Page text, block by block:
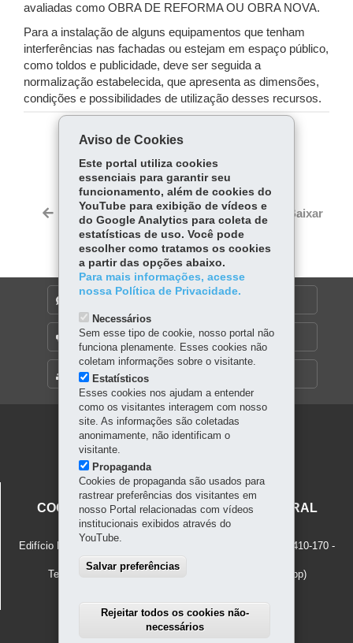
avaliadas como OBRA DE REFORMA OU OBRA NOVA.
Para a instalação de alguns equipamentos que tenham
interferências nas fachadas ou estejam em espaço público,
como toldos e publicidade, deve ser seguida a
normalização estabelecida, que apresenta as dimensões,
condições e possibilidades de utilização desses recursos.
COMPARTILHE:
Fa
ce
bo
ok
Tw
itt
er
ha
ts
Ap
p
Voltar Início Imprimir Baixar
MAPA DO SITE
OUVIDORIA
Navegação
principal
SECRETARIA DA CULTURA
COORDENAÇÃO DO PATRIMÔNIO CULTURAL
Rua Cruz Machado, 58 - 4º Andar
Edifício Presidente Caetano Munhoz da Rocha - Centro
80410-170 -
Curitiba-PR
Telefones: (41) 3202-6716e(41) 98903-5976 (Whatsapp)
Aviso de Cookies
Este portal utiliza cookies
essenciais para garantir seu
funcionamento, além de cookies do
YouTube para exibição de vídeos e
do Google Analytics para coleta de
estatísticas de uso. Você pode
escolher como tratamos os cookies
a partir das opções abaixo.
Para mais informações, acesse
nossa Política de Privacidade.
Necessários
Sem esse tipo de cookie, nosso portal não
funciona plenamente. Esses cookies não
coletam informações sobre o visitante.
Estatísticos
Esses cookies nos ajudam a entender
como os visitantes interagem com nosso
site. As informações são coletadas
anonimamente, não identificam o
visitante.
Propaganda
Cookies de propaganda são usados para
rastrear preferências dos visitantes em
nosso Portal relacionadas com vídeos
institucionais exibidos através do
YouTube.
Salvar preferências
Rejeitar todos os cookies não-
necessários